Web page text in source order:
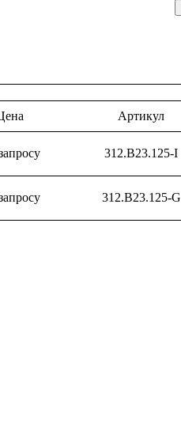
Артикул
312.B23.125-I
312.B23.125-G